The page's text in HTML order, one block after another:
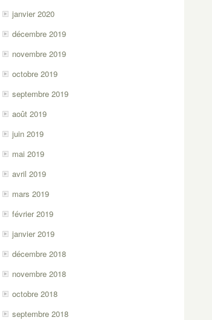
janvier 2020
décembre 2019
novembre 2019
octobre 2019
septembre 2019
août 2019
juin 2019
mai 2019
avril 2019
mars 2019
février 2019
janvier 2019
décembre 2018
novembre 2018
octobre 2018
septembre 2018